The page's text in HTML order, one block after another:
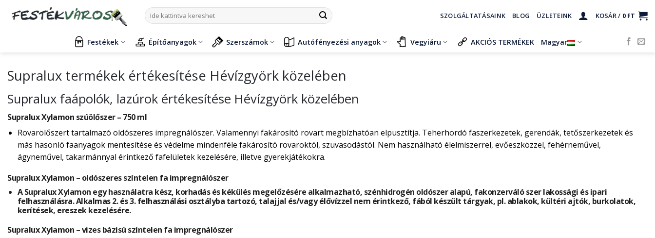
Keresés
a
SZOLGÁLTATÁSAINK BLOG ÜZLETEINK KOSÁR / 0 FT
Festékek Építőanyagok Szerszámok Autófényezési anyagok Vegyiáru AKCIÓS TERMÉKEK Magyar
Supralux termékek értékesítése Hévízgyörk közelében
Supralux faápolók, lazúrok értékesítése Hévízgyörk közelében
Supralux Xylamon szúölőszer – 750 ml
Rovarölőszert tartalmazó oldószeres impregnálószer. Valamennyi fakárosító rovart megbízhatóan elpusztítja. Teherhordó faszerkezetek, gerendák, tetőszerkezetek és
más hasonló faanyagok mentesítése és védelme mindenféle fakárosító rovaroktól, szuvasodástól. Nem használható élelmiszerrel, evőeszközzel, fehérneművel,
ágyneművel, takarmánnyal érintkező fafelületek kezelésére, illetve gyerekjátékokra.
Supralux Xylamon – oldószeres színtelen fa impregnálószer
A Supralux Xylamon egy használatra kész, korhadás és kékülés megelőzésére alkalmazható, szénhidrogén oldószer alapú, fakonzerváló szer lakossági és ipari
felhasználásra. Alkalmas 2. és 3. felhasználási osztályba tartozó, talajjal és/vagy élővízzel nem érintkező, fából készült tárgyak, pl. ablakok, kültéri ajtók, burkolatok,
kerítések, ereszek kezelésére.
Supralux Xylamon – vizes bázisú színtelen fa impregnálószer